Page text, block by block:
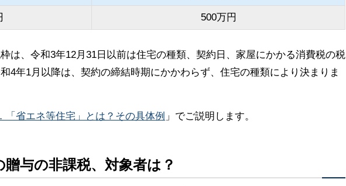
500万円
は、令和3年12月31日以前は住宅の種類、契約日、家屋にかかる消費税の税
4年1月以降は、契約の締結時期にかかわらず、住宅の種類により決まりま
「省エネ等住宅」とは？その具体例 」でご説明します。
与の非課税、対象者は？